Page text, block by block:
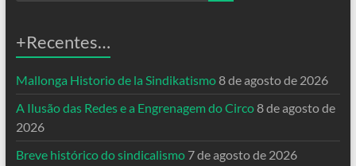
+Recentes…
Mallonga Historio de la Sindikatismo8 de agosto de 2026
A Ilusão das Redes e a Engrenagem do Circo8 de agosto de
2026
Breve histórico do sindicalismo 7 de agosto de 2026